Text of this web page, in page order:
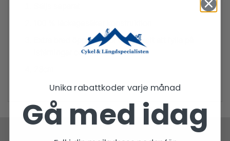
Extra bred öppning gör det enkelt att fylla på
istärningar och pulver
Unika rabattkoder varje månad
Gå med idag